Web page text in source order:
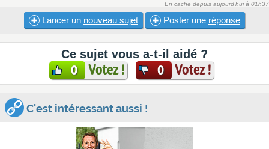
En cache depuis aujourd'hui à 01h37
Lancer un nouveau sujet Poster une réponse
Ce sujet vous a-t-il aidé ?
0 Votez ! 0 Votez !
C'est intéressant aussi !